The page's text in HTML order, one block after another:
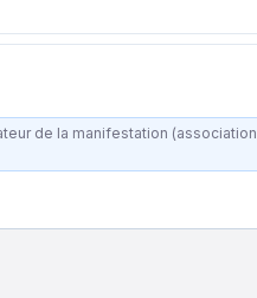
de la manifestation (association